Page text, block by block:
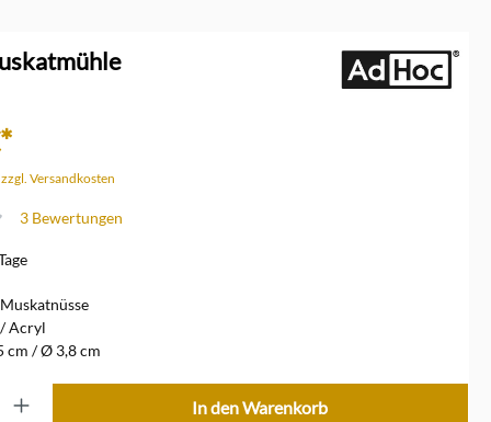
Versandkosten
3 Bewertungen
Acryl
cm / Ø 3,8 cm
In den Warenkorb